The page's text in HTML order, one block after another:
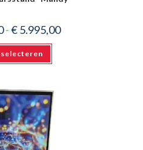
-€5.995,00Prijsklasse:
€ 5.695,00
Deze
optie
kan